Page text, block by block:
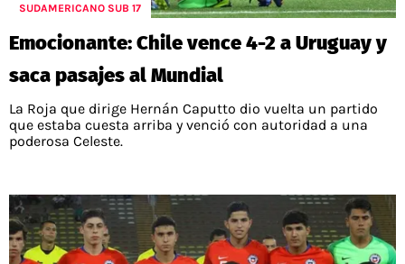
SUDAMERICANO SUB 17
Emocionante: Chile vence 4-2 a Uruguay y
saca pasajes al Mundial
La Roja que dirige Hernán Caputto dio vuelta un partido
que estaba cuesta arriba y venció con autoridad a una
poderosa Celeste.